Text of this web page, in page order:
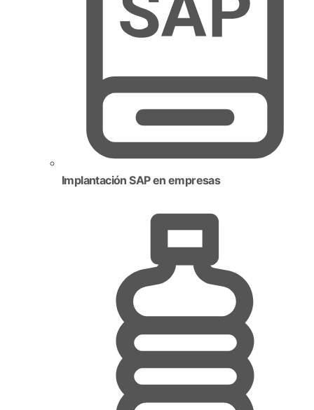
Implantación SAP en empresas